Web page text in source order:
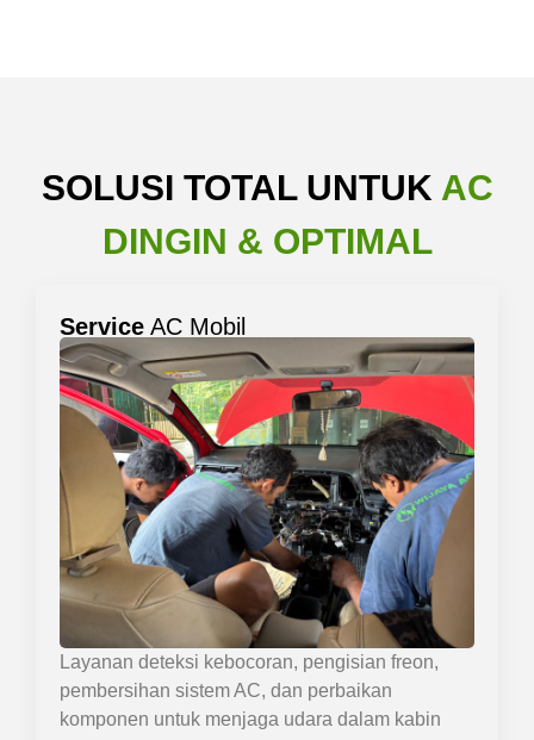
SOLUSI TOTAL UNTUK AC
DINGIN & OPTIMAL
Service AC Mobil
Layanan deteksi kebocoran, pengisian freon,
pembersihan sistem AC, dan perbaikan
komponen untuk menjaga udara dalam kabin